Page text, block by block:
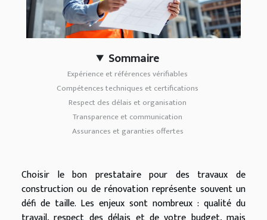
Sommaire
Expérience et références vérifiables
Compétences techniques et certifications
Respect des délais et organisation
Transparence et communication
Assurances et garanties offertes
Choisir le bon prestataire pour des travaux de
construction ou de rénovation représente souvent un
défi de taille. Les enjeux sont nombreux : qualité du